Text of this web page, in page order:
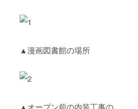
▲漫画図書館の場所